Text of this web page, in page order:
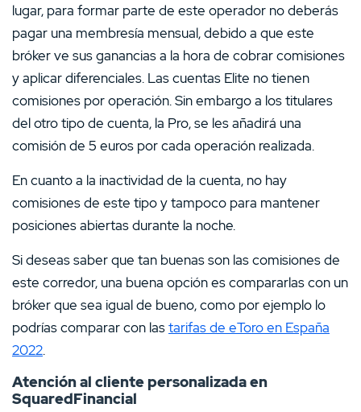
lugar, para formar parte de este operador no deberás
pagar una membresía mensual, debido a que este
bróker ve sus ganancias a la hora de cobrar comisiones
y aplicar diferenciales. Las cuentas Elite no tienen
comisiones por operación. Sin embargo a los titulares
del otro tipo de cuenta, la Pro, se les añadirá una
comisión de 5 euros por cada operación realizada.
En cuanto a la inactividad de la cuenta, no hay
comisiones de este tipo y tampoco para mantener
posiciones abiertas durante la noche.
Si deseas saber que tan buenas son las comisiones de
este corredor, una buena opción es compararlas con un
bróker que sea igual de bueno, como por ejemplo lo
podrías comparar con lastarifas de eToro en España
2022.
Atención al cliente personalizada en
SquaredFinancial